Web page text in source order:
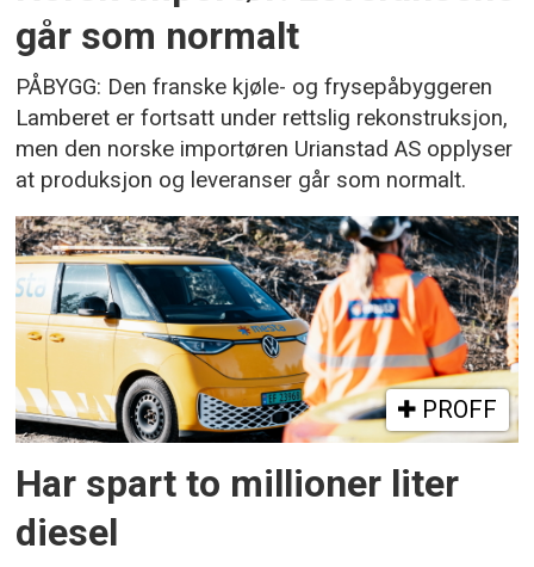
går som normalt
PÅBYGG: Den franske kjøle- og frysepåbyggeren
Lamberet er fortsatt under rettslig rekonstruksjon,
men den norske importøren Urianstad AS opplyser
at produksjon og leveranser går som normalt.
PROFF
Har spart to millioner liter
diesel